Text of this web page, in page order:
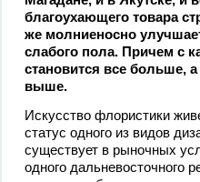
благоухающего товара
же молниеносно
слабого пола. Причем с
становится все больше,
выше.
Искусство флористики
статус одного из видов
существует в рыночных
одного дальневосточного